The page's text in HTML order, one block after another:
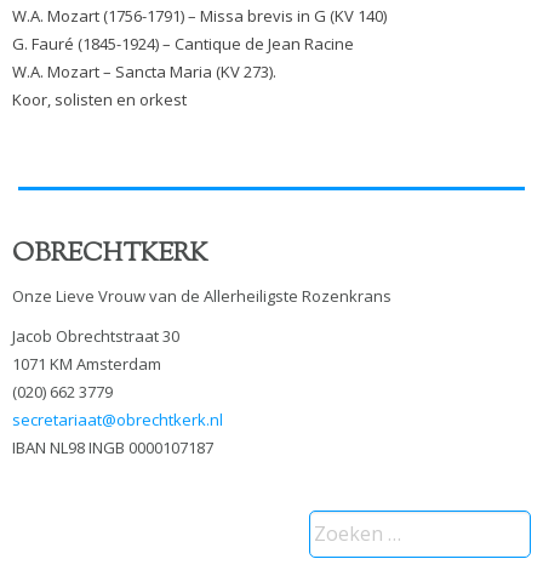
W.A. Mozart (1756-1791) – Missa brevis in G (KV 140)
G. Fauré (1845-1924) – Cantique de Jean Racine
W.A. Mozart – Sancta Maria (KV 273).
Koor, solisten en orkest
OBRECHTKERK
Onze Lieve Vrouw van de Allerheiligste Rozenkrans
Jacob Obrechtstraat 30
1071 KM Amsterdam
(020) 662 3779
secretariaat@obrechtkerk.nl
IBAN NL98 INGB 0000107187
Zoeken
naar: